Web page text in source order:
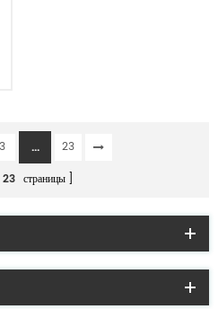
3 ...
23
23 страницы